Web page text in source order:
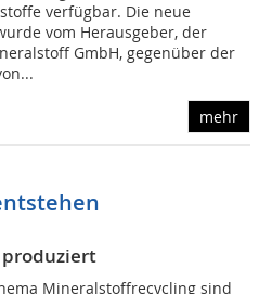
verfügbar. Die neue
vom Herausgeber, der
GmbH, gegenüber der
mehr
Mineralstoffrecycling sind